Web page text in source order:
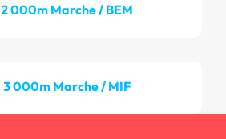
2 000m Marche / BEM
3 000m Marche / MIF